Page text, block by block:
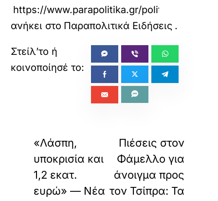
https://www.parapolitika.gr/politiki/article/
ανήκει στο Παραπολιτικά Ειδήσεις .
«Λάσπη,
υποκρισία και
1,2 εκατ.
ευρώ» — Νέα
Πιέσεις στον
Φάμελλο για
άνοιγμα προς
τον Τσίπρα: Τα